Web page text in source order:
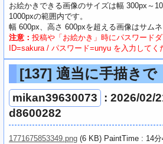
お絵かきできる画像のサイズは幅 300px～
1000pxの範囲内です。
幅 600px、高さ 600pxを超える画像はサムネ
注意： 投稿や「お絵かき」時にパスワードダ
ID=sakura / パスワード=unyu を入力してく
[137] 適当に手描きで
mikan39630073
: 2026/02/
d8600282
1771675853349.png (6 KB) PaintTime : 14